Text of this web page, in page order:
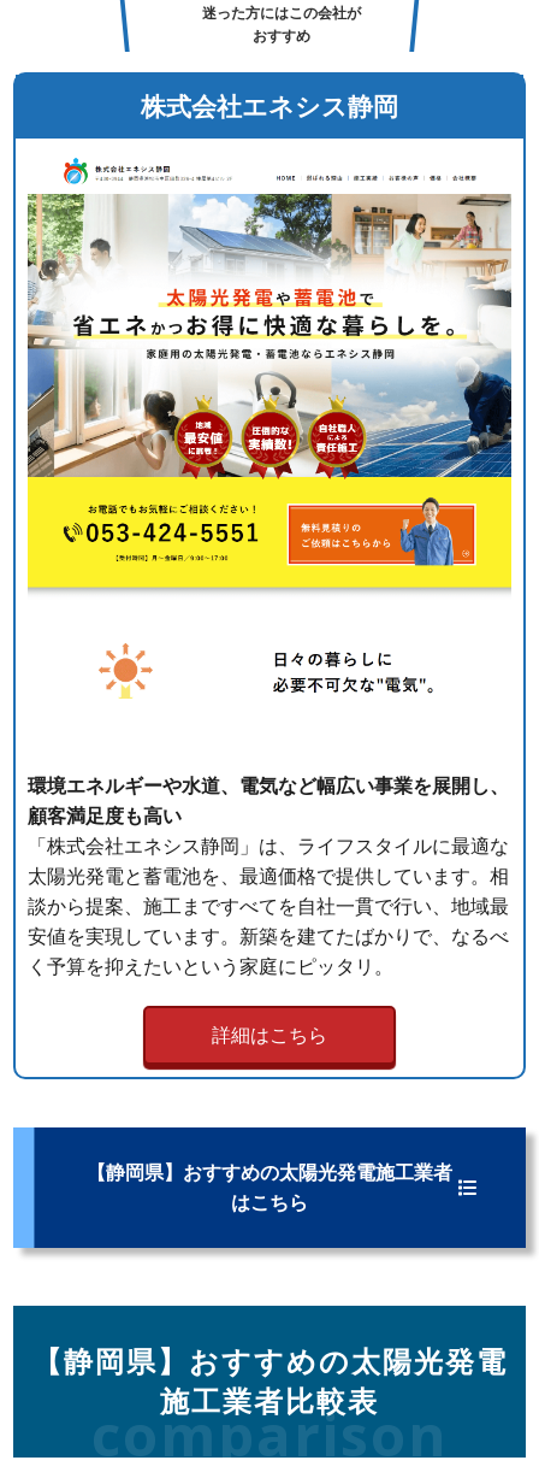
迷った方にはこの会社が
おすすめ
株式会社エネシス静岡
環境エネルギーや水道、電気など幅広い事業を展開し、
顧客満足度も高い
「株式会社エネシス静岡」は、ライフスタイルに最適な
太陽光発電と蓄電池を、最適価格で提供しています。相
談から提案、施工まですべてを自社一貫で行い、地域最
安値を実現しています。新築を建てたばかりで、なるべ
く予算を抑えたいという家庭にピッタリ。
詳細はこちら
【静岡県】おすすめの太陽光発電施工業者
はこちら
【静岡県】おすすめの太陽光発電
施工業者比較表
comparison